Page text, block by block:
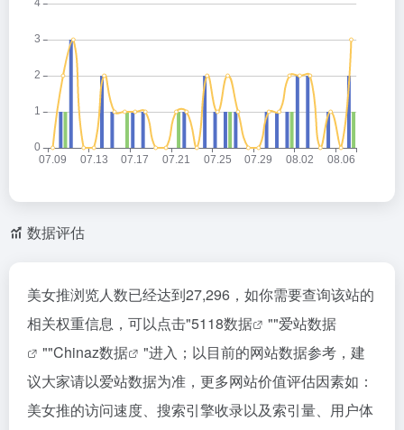
数据评估
美女推浏览人数已经达到27,296，如你需要查询该站的
相关权重信息，可以点击"5118数据 ""爱站数据
""Chinaz数据
"进入；以目前的网站数据参考，建
议大家请以爱站数据为准，更多网站价值评估因素如：
美女推的访问速度、搜索引擎收录以及索引量、用户体